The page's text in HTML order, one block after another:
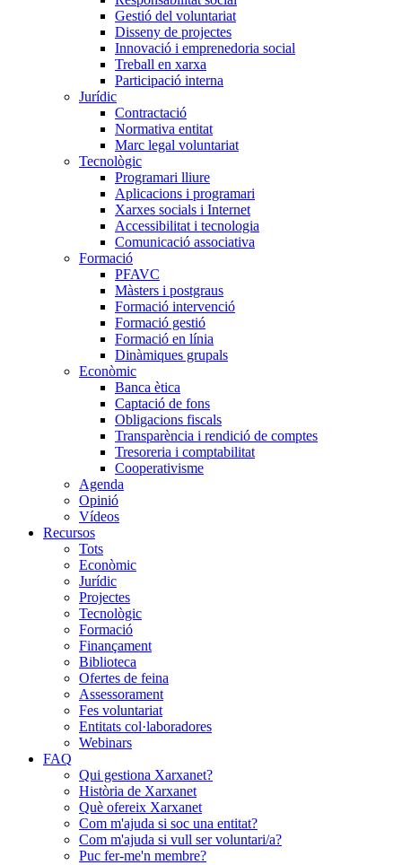
Gestió del voluntariat
Disseny de projectes
Innovació i emprenedoria social
Treball en xarxa
Participació interna
Jurídic
Contractació
Normativa entitat
Marc legal voluntariat
Tecnològic
Programari lliure
Aplicacions i programari
Xarxes socials i Internet
Accessibilitat i tecnologia
Comunicació associativa
Formació
PFAVC
Màsters i postgraus
Formació intervenció
Formació gestió
Formació en línia
Dinàmiques grupals
Econòmic
Banca ètica
Captació de fons
Obligacions fiscals
Transparència i rendició de comptes
Tresoreria i comptabilitat
Cooperativisme
Agenda
Opinió
Vídeos
Recursos
Tots
Econòmic
Jurídic
Projectes
Tecnològic
Formació
Finançament
Biblioteca
Ofertes de feina
Assessorament
Fes voluntariat
Entitats col·laboradores
Webinars
FAQ
Qui gestiona Xarxanet?
Història de Xarxanet
Què ofereix Xarxanet
Com m'ajuda si soc una entitat?
Com m'ajuda si vull ser voluntari/a?
Puc fer-me'n membre?